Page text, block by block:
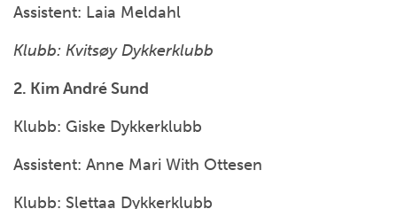
Assistent: Laia Meldahl
Klubb: Kvitsøy Dykkerklubb
2. Kim André Sund
Klubb: Giske Dykkerklubb
Assistent: Anne Mari With Ottesen
Klubb: Slettaa Dykkerklubb